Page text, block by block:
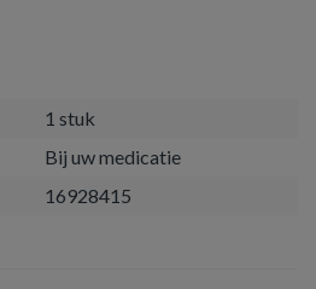
1 stuk
Bij uw medicatie
16928415